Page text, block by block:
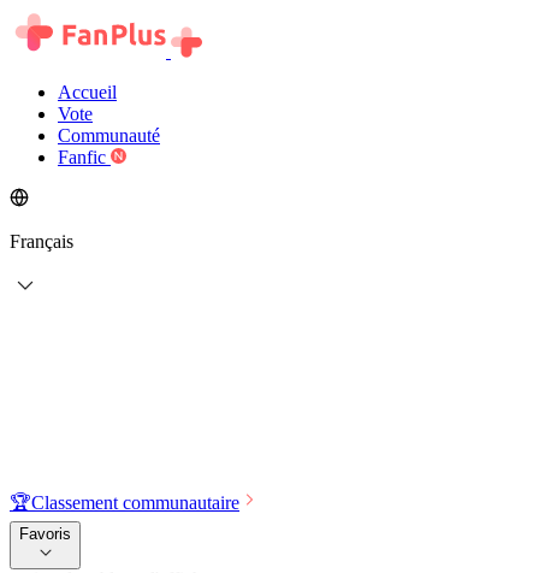
Accueil
Vote
Communauté
Fanfic
Français
🏆Classement communautaire
Favoris